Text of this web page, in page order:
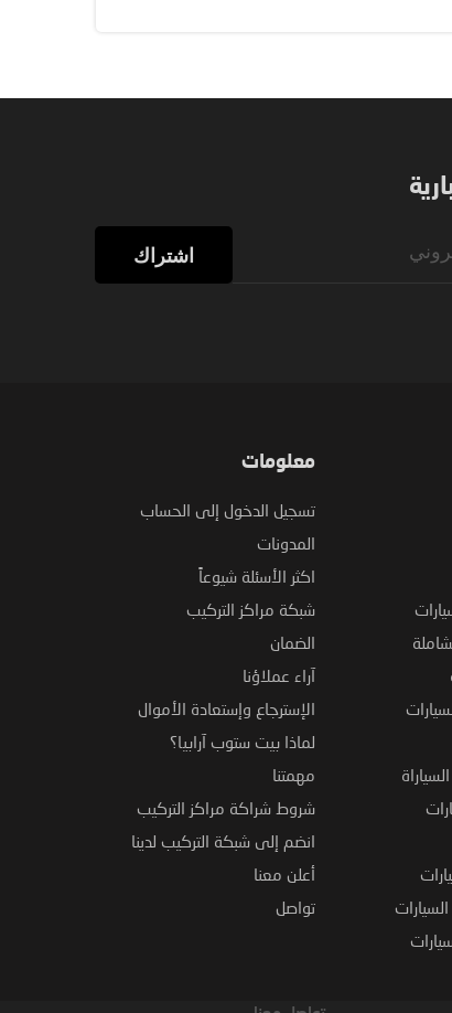
اشتراك
معلومات
تسجيل الدخول إلى الحساب
المدونات
اكثر الأسئلة شيوعاً
شبكة مراكز التركيب
الضمان
آراء عملاؤنا
الإسترجاع وإستعادة الأموال
لماذا بيت ستوب آرابيا؟
مهمتنا
شروط شراكة مراكز التركيب
انضم إلى شبكة التركيب لدينا
أعلن معنا
تواصل